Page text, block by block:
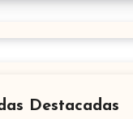
Destacadas